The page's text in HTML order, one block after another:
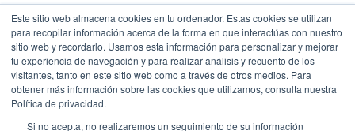
Este sitio web almacena cookies en tu ordenador. Estas cookies se utilizan
para recopilar información acerca de la forma en que interactúas con nuestro
sitio web y recordarlo. Usamos esta información para personalizar y mejorar
tu experiencia de navegación y para realizar análisis y recuento de los
visitantes, tanto en este sitio web como a través de otros medios. Para
obtener más información sobre las cookies que utilizamos, consulta nuestra
Política de privacidad.
Si no acepta, no realizaremos un seguimiento de su información
LEGAL Y POLÍTICAS
Aviso Legal
Aviso de Privacidad
Política Ambiental
NUESTROS CLIENTES
4.9
Torre Índigo
Av. Paseo de la Reforma 373
55 5747 9100